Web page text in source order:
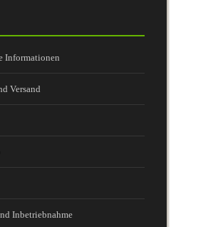
Informationen
Versand
Inbetriebnahme